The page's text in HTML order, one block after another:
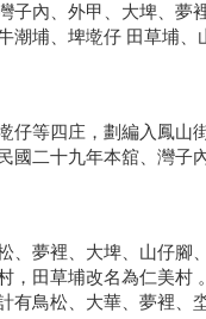
子內、外甲、大埤、夢
潮埔、埤墘仔 田草埔、
仔等四庄，劃編入鳳山
國二十九年本舘、灣子
夢裡、大埤、山仔腳
，田草埔改名為仁美村
有鳥松、大華、夢裡、